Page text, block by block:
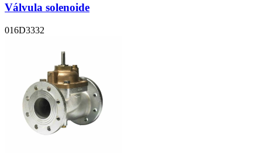
Válvula solenoide
016D3332